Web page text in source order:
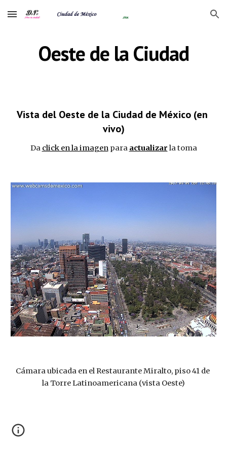
Skip to main content Skip to navigation
Oeste de la Ciudad
Vista del Oeste de la Ciudad de México (en
vivo)
Da click en la imagen para actualizar la toma
Cámara ubicada en el Restaurante Miralto, piso 41 de
la Torre Latinoamericana (vista Oeste)